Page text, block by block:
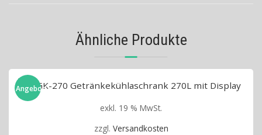
Ähnliche Produkte
Angebot!
exkl. 19 % MwSt.
zzgl. Versandkosten